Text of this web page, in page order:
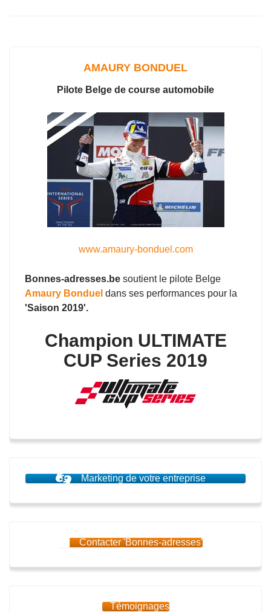
AMAURY BONDUEL
Pilote Belge de course automobile
www.amaury-bonduel.com
Bonnes-adresses.be soutient le pilote Belge
Amaury Bonduel dans ses performances pour la
'Saison 2019'.
Champion ULTIMATE
CUP Series 2019
Marketing de votre entreprise
Contacter 'Bonnes-adresses'
Témoignages